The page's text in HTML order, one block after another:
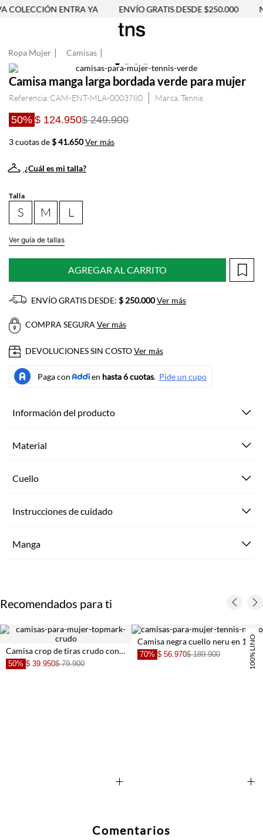
COLECCIÓN ENTRA YA ENVÍO GRATIS DESDE $250.000
Ropa Mujer Camisas
Camisa manga larga bordada verde para mujer
Referencia: CAM-ENT-MLA-0003780 Tennis
50% $ 124.950$ 249.900
3 cuotas de$ 41.650Ver más
¿Cuál es mi talla?
Talla
S M L
Ver guía de tallas
AGREGAR AL CARRITO
ENVÍO GRATIS DESDE: $ 250.000Ver más
COMPRA SEGURA Ver más
DEVOLUCIONES SIN COSTOVer más
Información del producto
Material
Cuello
Instrucciones de cuidado
Manga
Recomendados para ti
+
Camisa crop de tiras crudo con acabado suave para mujer
50% $ 39.950$ 79.900 100% LINO
+
Camisa negra cuello neru en 100% lino para mujer
70% $ 56.970$ 189.900
Comentarios